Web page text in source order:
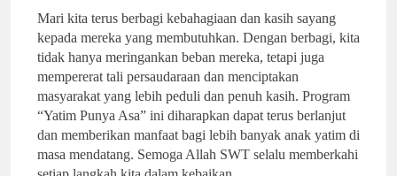
Mari kita terus berbagi kebahagiaan dan kasih sayang
kepada mereka yang membutuhkan. Dengan berbagi, kita
tidak hanya meringankan beban mereka, tetapi juga
mempererat tali persaudaraan dan menciptakan
masyarakat yang lebih peduli dan penuh kasih. Program
“Yatim Punya Asa” ini diharapkan dapat terus berlanjut
dan memberikan manfaat bagi lebih banyak anak yatim di
masa mendatang. Semoga Allah SWT selalu memberkahi